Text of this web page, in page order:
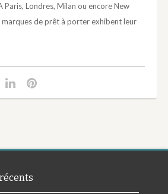
Paris, Londres, Milan ou encore New
marques de prêt à porter exhibent leur